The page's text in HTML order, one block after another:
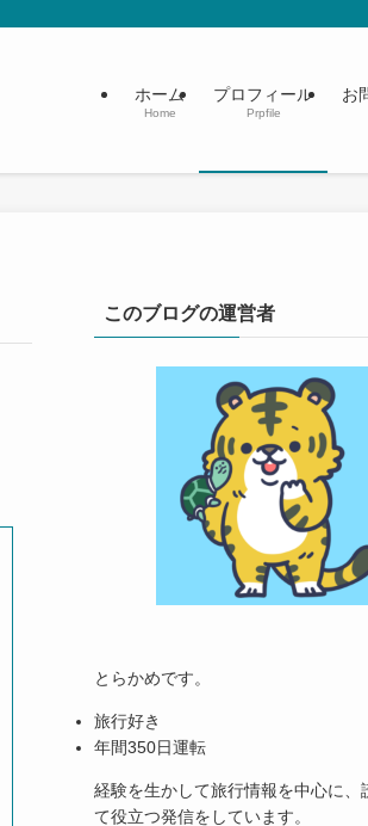
ホーム
Home
プロフィール
Prpfile
お
このブログの運営者
とらかめです。
旅行好き
年間350日運転
経験を生かして旅行情報を中心に、
て役立つ発信をしています。